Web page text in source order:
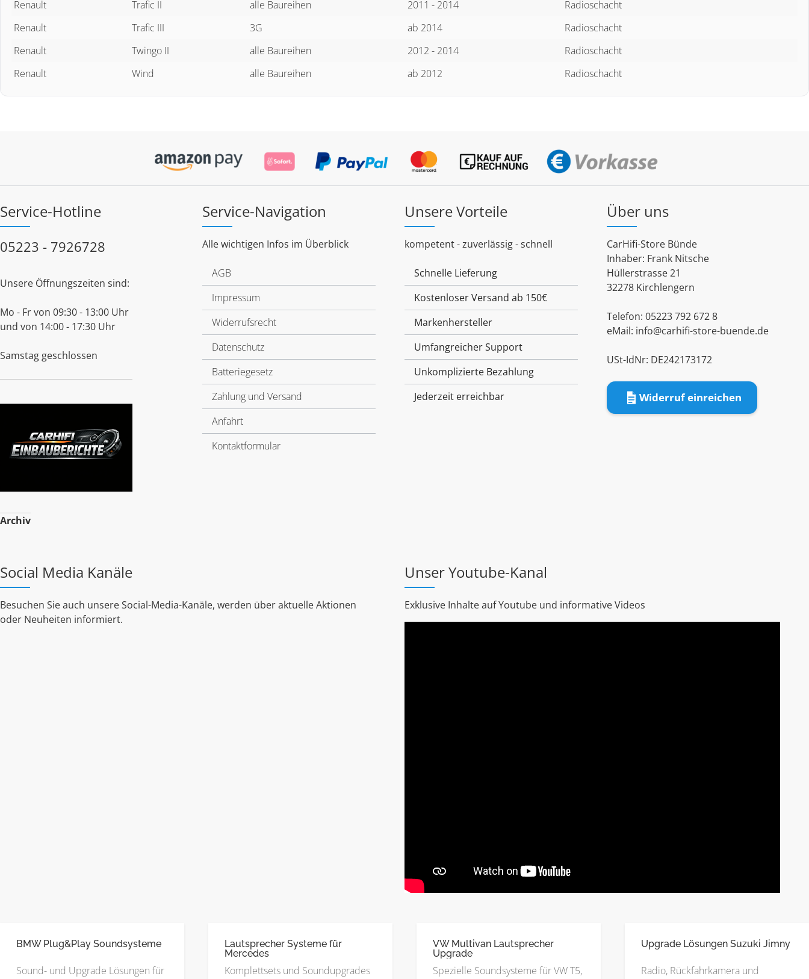
Renault
Trafic II alle Baureihen 2011 - 2014
Radioschacht
Renault
Trafic III 3G ab 2014
Radioschacht
Renault
Twingo II alle Baureihen 2012 - 2014
Radioschacht
Renault
Wind alle Baureihen ab 2012 Radioschacht
Service-Hotline
05223 - 7926728
Unsere Öffnungszeiten sind:
Mo - Fr von 09:30 - 13:00 Uhr
und von 14:00 - 17:30 Uhr
Samstag geschlossen
Archiv
Service-Navigation
Alle wichtigen Infos im Überblick
AGB
Impressum
Widerrufsrecht
Datenschutz
Batteriegesetz
Zahlung und Versand
Anfahrt
Kontaktformular
Unsere Vorteile
kompetent - zuverlässig - schnell
Schnelle Lieferung
Kostenloser Versand ab 150€
Markenhersteller
Umfangreicher Support
Unkomplizierte Bezahlung
Jederzeit erreichbar
Über uns
CarHifi-Store Bünde
Inhaber: Frank Nitsche
Hüllerstrasse 21
32278 Kirchlengern
Telefon: 05223 792 672 8
eMail: info@carhifi-store-buende.de
USt-IdNr: DE242173172
Widerruf einreichen
Social Media Kanäle
Besuchen Sie auch unsere Social-Media-Kanäle, werden über aktuelle Aktionen
oder Neuheiten informiert.
Unser Youtube-Kanal
Exklusive Inhalte auf Youtube und informative Videos
BMW Plug&Play Soundsysteme
Sound- und Upgrade Lösungen für
Lautsprecher Systeme für
Mercedes
Komplettsets und Soundupgrades
VW Multivan Lautsprecher
Upgrade
Spezielle Soundsysteme für VW T5,
Upgrade Lösungen Suzuki Jimny
Radio, Rückfahrkamera und